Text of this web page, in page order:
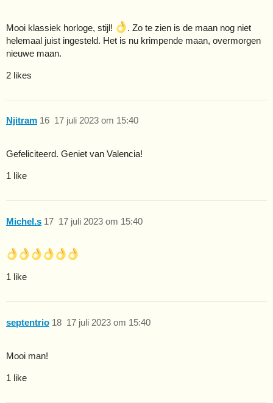
Mooi klassiek horloge, stijl!
. Zo te zien is de maan nog niet
helemaal juist ingesteld. Het is nu krimpende maan, overmorgen
nieuwe maan.
2 likes
Njitram 17 juli 2023 om 15:40
16
Gefeliciteerd. Geniet van Valencia!
1 like
Michel.s 17 juli 2023 om 15:40
17
1 like
septentrio 17 juli 2023 om 15:40
18
Mooi man!
1 like